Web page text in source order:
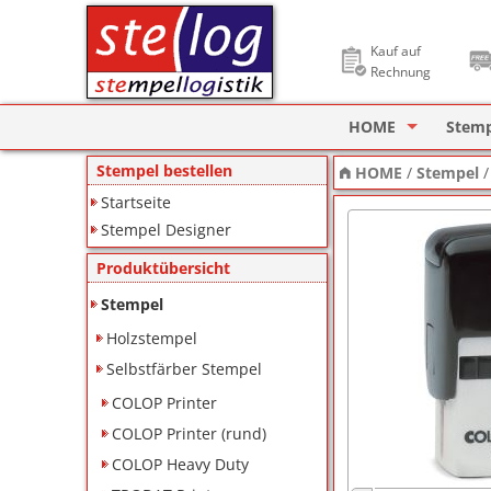
Kauf auf
Rechnung
HOME
Stempel Designer
ImageCard
Stempel bestellen
Startseite
Stempel Designer
Produktübersicht
Stempel
Holzstempel
Selbstfärber Stempel
COLOP Printer
COLOP Printer (rund)
COLOP Heavy Duty
HOME /Stempel